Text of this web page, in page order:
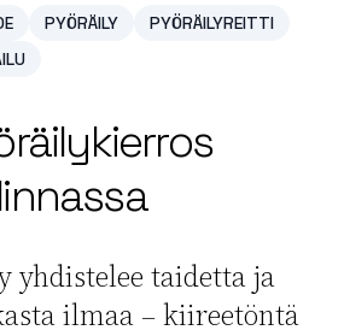
PYÖRÄILY
PYÖRÄILYREITTI
yhdistelee taidetta ja
ilmaa – kiireetöntä